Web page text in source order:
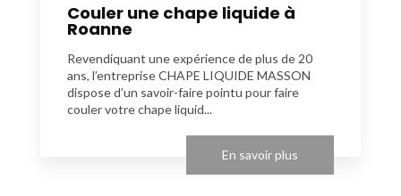
Couler une chape liquide à
Roanne
Revendiquant une expérience de plus de 20
ans, l’entreprise CHAPE LIQUIDE MASSON
dispose d’un savoir-faire pointu pour faire
couler votre chape liquid...
En savoir plus